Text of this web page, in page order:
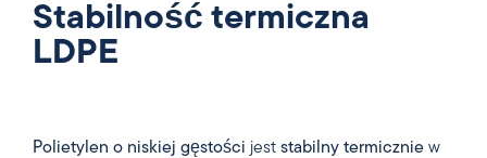
Stabilność termiczna
LDPE
Polietylen o niskiej gęstości jest stabilny termicznie w